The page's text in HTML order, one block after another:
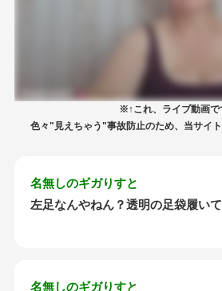
※↑これ、ライブ動画で
色々"見えちゃう"事故防止のため、当サイ
名無しのギガりすと
左足なんやねん？透明の足袋履い
名無しのギガりすと